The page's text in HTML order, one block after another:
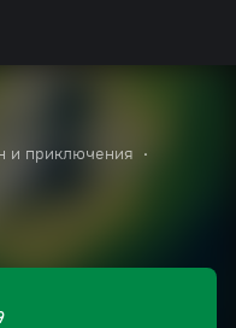
и приключения
•